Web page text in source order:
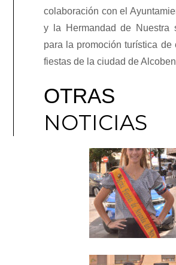
colaboración con el
y la Hermandad de Nuestra
para la promoción turística de
fiestas de la ciudad de
OTRAS
NOTICIAS